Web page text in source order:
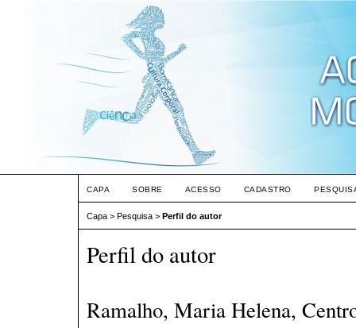
CAPA SOBRE ACESSO CADASTRO
Capa > Pesquisa > Perfil do autor
Perfil do autor
Ramalho, Maria Helena,